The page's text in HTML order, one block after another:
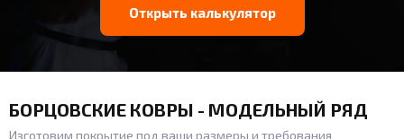
Открыть калькулятор
БОРЦОВСКИЕ КОВРЫ - МОДЕЛЬНЫЙ РЯД
Изготовим покрытие под ваши размеры и требования